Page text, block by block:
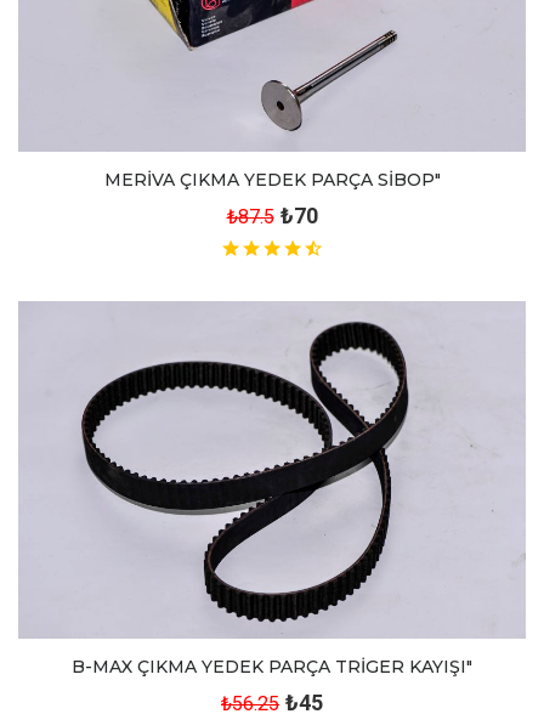
MERİVA ÇIKMA YEDEK PARÇA SİBOP"
₺87.5 ₺70
B-MAX ÇIKMA YEDEK PARÇA TRİGER KAYIŞI"
₺56.25 ₺45